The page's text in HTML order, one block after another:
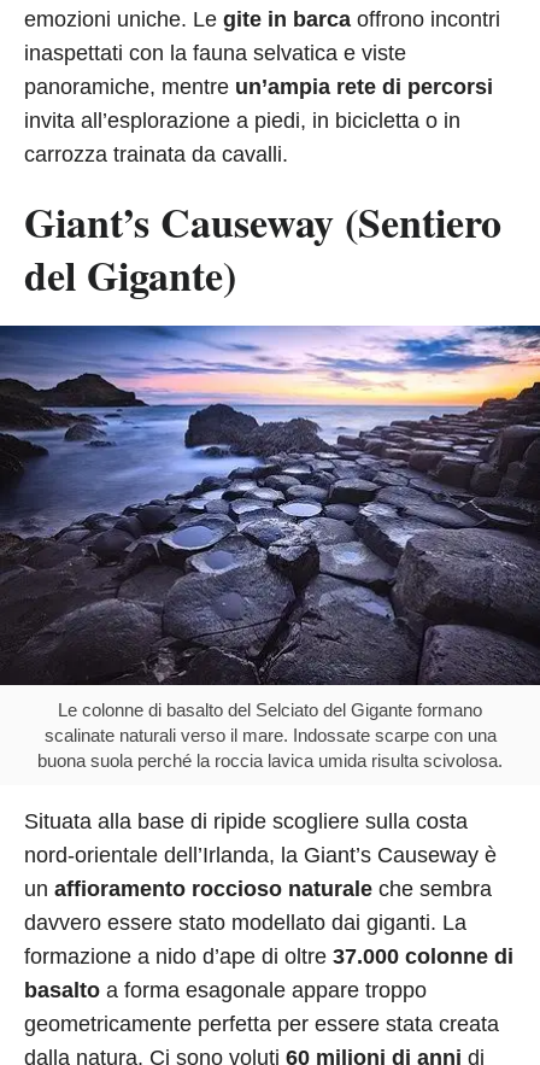
emozioni uniche. Le gite in barca offrono incontri
inaspettati con la fauna selvatica e viste
panoramiche, mentre un’ampia rete di percorsi
invita all’esplorazione a piedi, in bicicletta o in
carrozza trainata da cavalli.
Giant’s Causeway (Sentiero
del Gigante)
Le colonne di basalto del Selciato del Gigante formano
scalinate naturali verso il mare. Indossate scarpe con una
buona suola perché la roccia lavica umida risulta scivolosa.
Situata alla base di ripide scogliere sulla costa
nord-orientale dell’Irlanda, la Giant’s Causeway è
un affioramento roccioso naturale che sembra
davvero essere stato modellato dai giganti. La
formazione a nido d’ape di oltre 37.000 colonne di
basalto a forma esagonale appare troppo
geometricamente perfetta per essere stata creata
dalla natura. Ci sono voluti 60 milioni di anni di